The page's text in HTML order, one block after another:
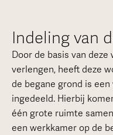
Indeling van
Door de basis van
verlengen, heeft deze
de begane grond is
ingedeeld. Hierbij
één grote ruimte
een werkkamer op de